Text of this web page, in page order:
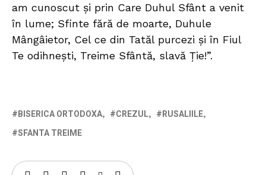
am cunoscut şi prin Care Duhul Sfânt a venit
în lume; Sfinte fără de moarte, Duhule
Mângâietor, Cel ce din Tatăl purcezi şi în Fiul
Te odihneşti, Treime Sfântă, slavă Ţie!”.
BISERICA ORTODOXA CREZUL
RUSALIILE
SFANTA TREIME